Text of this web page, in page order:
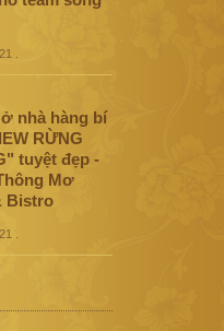
nhà hàng bí
RỪNG
tuyệt đẹp -
Mơ
Bistro